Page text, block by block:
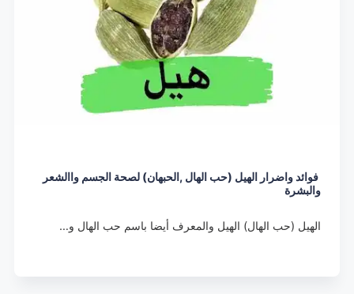
فوائد واضرار الهيل (حب الهال ,الحبهان) لصحة الجسم واالشعر
والبشرة
الهيل (حب الهال) الهيل والمعرف أيضا باسم حب الهال و…